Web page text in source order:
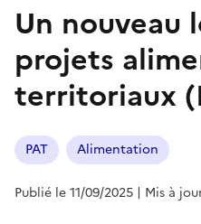
Un nouveau
projets
territoriaux
PAT Alimentation
Publié le 11/09/2025 | Mis à